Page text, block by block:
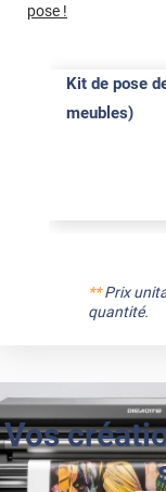
pose !
Kit de pose
meubles)
**Prix
quantité.
Vos